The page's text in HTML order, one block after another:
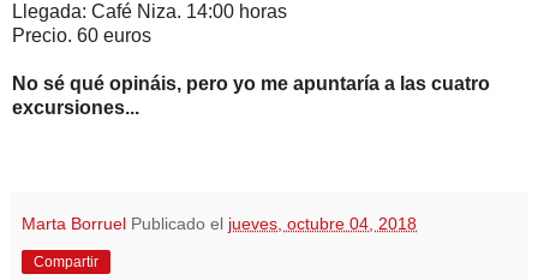
Llegada: Café Niza. 14:00 horas
Precio. 60 euros
No sé qué opináis, pero yo me apuntaría a las cuatro
excursiones...
Marta Borruel Publicado el jueves, octubre 04, 2018
Compartir